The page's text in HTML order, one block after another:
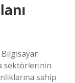
Bilgisayar
sektörlerinin
sahip